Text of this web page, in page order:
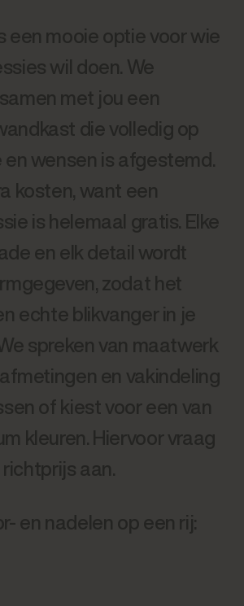
een mooie optie voor wie
wil doen. We
met jou een
die volledig op
wensen is afgestemd.
kosten, want een
is helemaal gratis. Elke
en elk detail wordt
zodat het
echte blikvanger in je
spreken van maatwerk
en vakindeling
of kiest voor een van
kleuren. Hiervoor vraag
aan.
en nadelen op een rij: